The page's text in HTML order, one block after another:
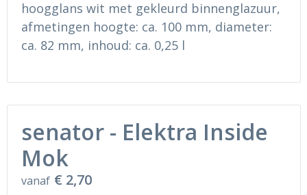
Ondergoed en Sokken
Regenkleding
Schoenen
Hoofdbescherming
Gehoorbescherming
Sokken en Nachtkleding
Regenkleding
Gilets
hoogglans wit met gekleurd binnenglazuur,
afmetingen hoogte: ca. 100 mm, diameter:
ca. 82 mm, inhoud: ca. 0,25 l
senator - Elektra Inside
Mok
vanaf € 2,70